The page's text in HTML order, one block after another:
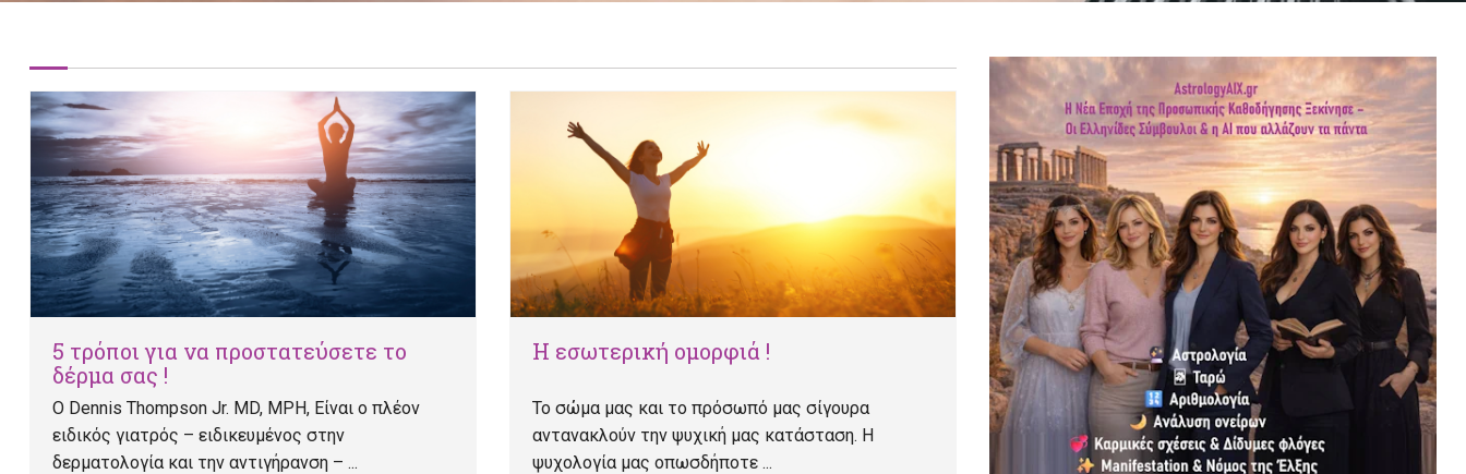
5 τρόποι για να προστατεύσετε το
δέρμα σας !
Ο Dennis Thompson Jr. MD, MPH, Είναι ο πλέον
ειδικός γιατρός – ειδικευμένος στην
δερματολογία και την αντιγήρανση – ...
Η εσωτερική ομορφιά !
Το σώμα μας και το πρόσωπό μας σίγουρα
αντανακλούν την ψυχική μας κατάσταση. Η
ψυχολογία μας οπωσδήποτε ...